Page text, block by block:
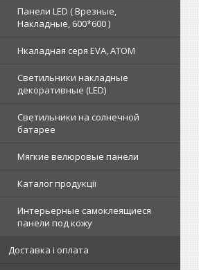
Панели LED ( Врезные,
Накладные, 600*600 )
Нкаладная серя EVA, ATOM
Светильники накладные
декоративные (LED)
Светильники на солнечной
батарее
Мягкие велюровые панели
Каталог продукції
Интерьерные самоклеящиеся
панели под кожу
Доставка і оплата